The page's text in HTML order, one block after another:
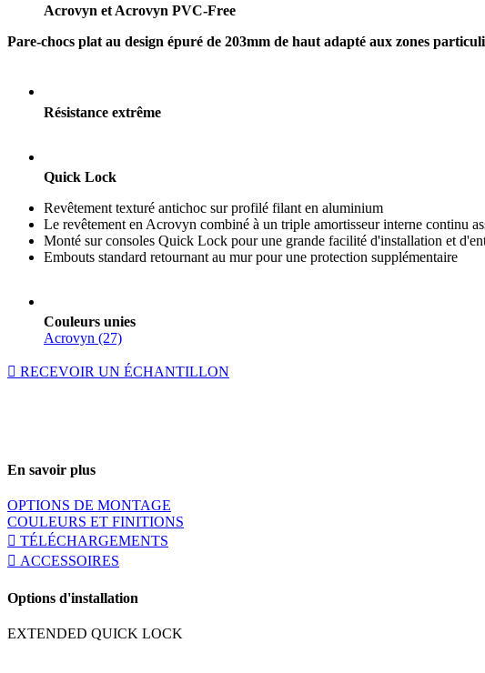
Acrovyn et Acrovyn PVC-Free
Pare-chocs plat au design épuré de 203mm de haut adapté aux zones
Résistance extrême
Quick Lock
Revêtement texturé antichoc sur profilé filant en aluminium
Le revêtement en Acrovyn combiné à un triple amortisseur interne continu
Monté sur consoles Quick Lock pour une grande facilité d'installation et
Embouts standard retournant au mur pour une protection supplémentaire
Couleurs unies
Acrovyn (27)
RECEVOIR UN ÉCHANTILLON
En savoir plus
OPTIONS DE MONTAGE
COULEURS ET FINITIONS
TÉLÉCHARGEMENTS
ACCESSOIRES
Options d'installation
EXTENDED QUICK LOCK